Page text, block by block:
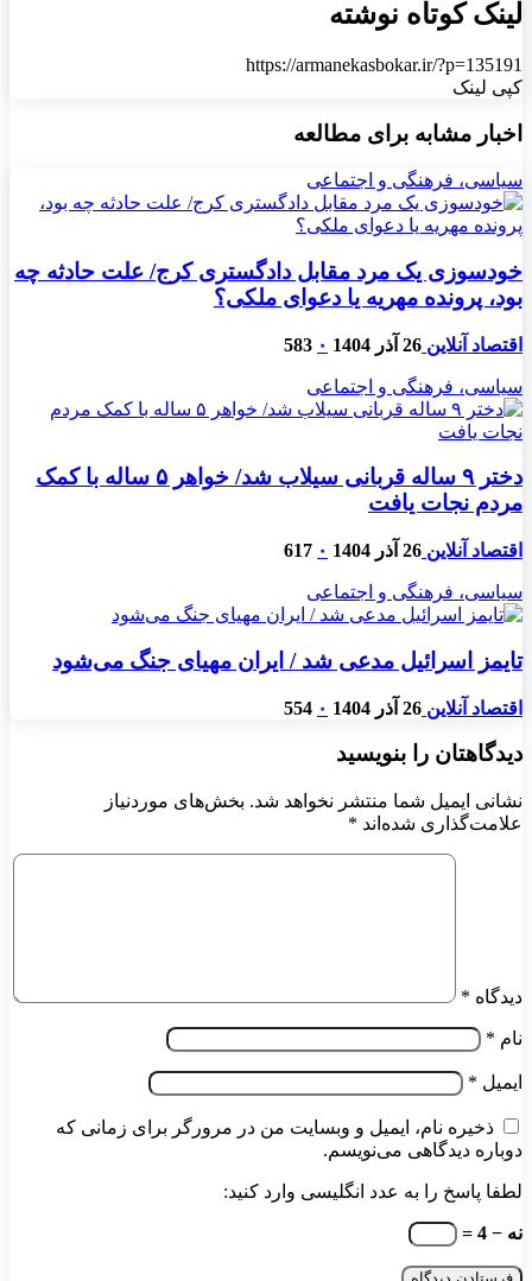
لینک کوتاه نوشته
https://armanekasbokar.ir/?p=135191
کپی لینک
اخبار مشابه برای مطالعه
سیاسی، فرهنگی و اجتماعی
خودسوزی یک مرد مقابل دادگستری کرج/ علت حادثه چه
بود، پرونده مهریه‌ یا دعوای ملکی؟
اقتصاد آنلاین 26 آذر 1404 ۰ 583
سیاسی، فرهنگی و اجتماعی
دختر ۹ ساله قربانی سیلاب شد/ خواهر ۵ ساله با کمک
مردم نجات یافت
اقتصاد آنلاین 26 آذر 1404 ۰ 617
سیاسی، فرهنگی و اجتماعی
تایمز اسرائیل مدعی شد / ایران مهیای جنگ می‌شود
اقتصاد آنلاین 26 آذر 1404 ۰ 554
دیدگاهتان را بنویسید
نشانی ایمیل شما منتشر نخواهد شد. بخش‌های موردنیاز
علامت‌گذاری شده‌اند *
دیدگاه *
نام *
ایمیل *
ذخیره نام، ایمیل و وبسایت من در مرورگر برای زمانی که
دوباره دیدگاهی می‌نویسم.
لطفا پاسخ را به عدد انگلیسی وارد کنید:
نه − 4 =